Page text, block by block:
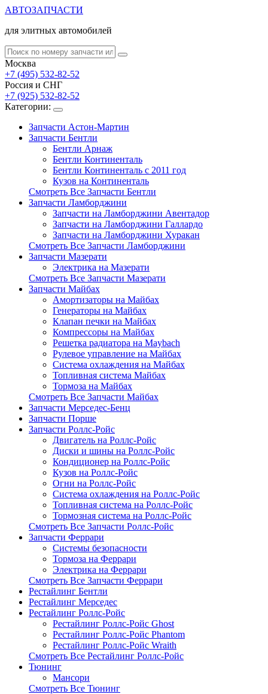
АВТОЗАПЧАСТИ
для элитных автомобилей
Москва
+7 (495) 532-82-52
Россия и СНГ
+7 (925) 532-82-52
Категории:
Запчасти Астон-Мартин
Запчасти Бентли
Бентли Арнаж
Бентли Континенталь
Бентли Континенталь с 2011 год
Кузов на Континенталь
Смотреть Все Запчасти Бентли
Запчасти Ламборджини
Запчасти на Ламборджини Авентадор
Запчасти на Ламборджини Галлардо
Запчасти на Ламборджини Хуракан
Смотреть Все Запчасти Ламборджини
Запчасти Мазерати
Электрика на Мазерати
Смотреть Все Запчасти Мазерати
Запчасти Майбах
Амортизаторы на Майбах
Генераторы на Майбах
Клапан печки на Майбах
Компрессоры на Майбах
Решетка радиатора на Maybach
Рулевое управление на Майбах
Система охлаждения на Майбах
Топливная система Майбах
Тормоза на Майбах
Смотреть Все Запчасти Майбах
Запчасти Мерседес-Бенц
Запчасти Порше
Запчасти Роллс-Ройс
Двигатель на Роллс-Ройс
Диски и шины на Роллс-Ройс
Кондиционер на Роллс-Ройс
Кузов на Роллс-Ройс
Огни на Роллс-Ройс
Система охлаждения на Роллс-Ройс
Топливная система на Роллс-Ройс
Тормозная cистема на Роллс-Ройс
Смотреть Все Запчасти Роллс-Ройс
Запчасти Феррари
Системы безопасности
Тормоза на Феррари
Электрика на Феррари
Смотреть Все Запчасти Феррари
Рестайлинг Бентли
Рестайлинг Мерседес
Рестайлинг Роллс-Ройс
Рестайлинг Роллс-Ройс Ghost
Рестайлинг Роллс-Ройс Phantom
Рестайлинг Роллс-Ройс Wraith
Смотреть Все Рестайлинг Роллс-Ройс
Тюнинг
Мансори
Смотреть Все Тюнинг